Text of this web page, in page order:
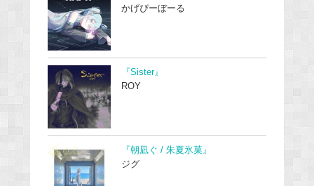
かげぴーぼーる
『Sister』
ROY
『朝凪ぐ / 朱夏氷菓』
ジグ